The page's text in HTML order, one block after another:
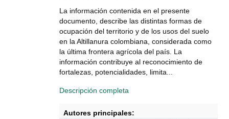
La información contenida en el presente
documento, describe las distintas formas de
ocupación del territorio y de los usos del suelo
en la Altillanura colombiana, considerada como
la última frontera agrícola del país. La
información contribuye al reconocimiento de
fortalezas, potencialidades, limita...
Descripción completa
Autores principales: